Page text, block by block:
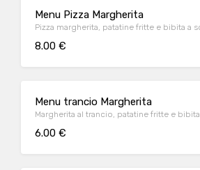
Menu Pizza Margherita
Pizza margherita, patatine fritte e bibita a
8.00 €
Menu trancio Margherita
Margherita al trancio, patatine fritte e
6.00 €